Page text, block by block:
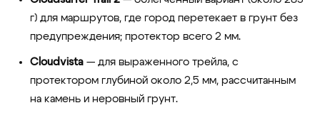
г) для маршрутов, где город перетекает в грунт без
предупреждения; протектор всего 2 мм.
Cloudvista — для выраженного трейла, с
протектором глубиной около 2,5 мм, рассчитанным
на камень и неровный грунт.